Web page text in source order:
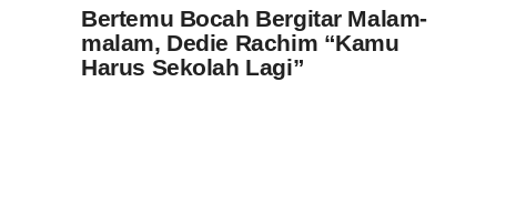
Bertemu Bocah Bergitar Malam-
malam, Dedie Rachim “Kamu
Harus Sekolah Lagi”